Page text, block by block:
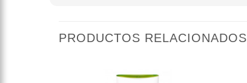
PRODUCTOS RELACIONADOS